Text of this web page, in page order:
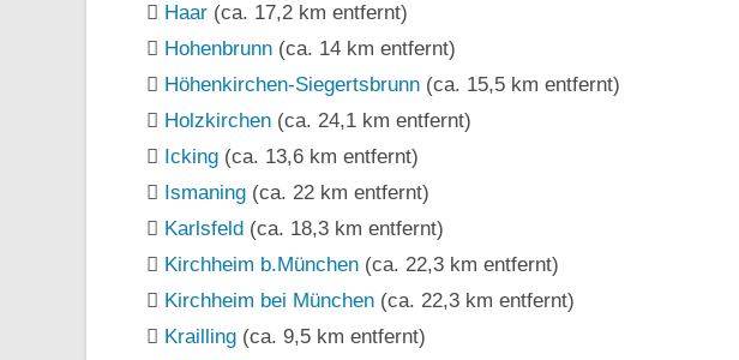
Haar (ca. 17,2 km entfernt)
Hohenbrunn (ca. 14 km entfernt)
Höhenkirchen-Siegertsbrunn (ca. 15,5 km entfernt)
Holzkirchen (ca. 24,1 km entfernt)
Icking (ca. 13,6 km entfernt)
Ismaning (ca. 22 km entfernt)
Karlsfeld (ca. 18,3 km entfernt)
Kirchheim b.München (ca. 22,3 km entfernt)
Kirchheim bei München (ca. 22,3 km entfernt)
Krailling (ca. 9,5 km entfernt)